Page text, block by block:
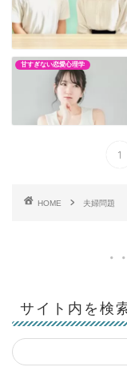
甘すぎない恋愛心理学
1
HOME 夫婦問題
サイト内を検